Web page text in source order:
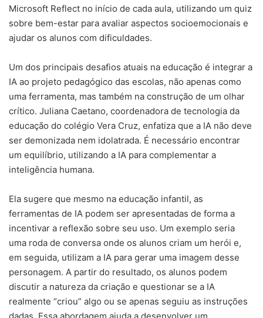
Microsoft Reflect no início de cada aula, utilizando um quiz
sobre bem-estar para avaliar aspectos socioemocionais e
ajudar os alunos com dificuldades.
Um dos principais desafios atuais na educação é integrar a
IA ao projeto pedagógico das escolas, não apenas como
uma ferramenta, mas também na construção de um olhar
crítico. Juliana Caetano, coordenadora de tecnologia da
educação do colégio Vera Cruz, enfatiza que a IA não deve
ser demonizada nem idolatrada. É necessário encontrar
um equilíbrio, utilizando a IA para complementar a
inteligência humana.
Ela sugere que mesmo na educação infantil, as
ferramentas de IA podem ser apresentadas de forma a
incentivar a reflexão sobre seu uso. Um exemplo seria
uma roda de conversa onde os alunos criam um herói e,
em seguida, utilizam a IA para gerar uma imagem desse
personagem. A partir do resultado, os alunos podem
discutir a natureza da criação e questionar se a IA
realmente “criou” algo ou se apenas seguiu as instruções